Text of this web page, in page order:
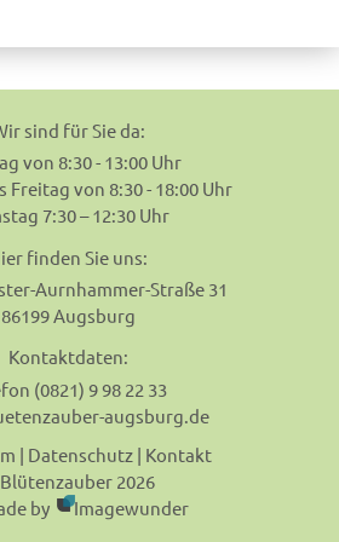
sind für Sie da:
von 8:30 - 13:00 Uhr
Freitag von 8:30 - 18:00 Uhr
7:30 – 12:30 Uhr
finden Sie uns:
Aurnhammer-Straße 31
86199 Augsburg
Kontaktdaten:
(0821) 9 98 22 33
augsburg.de
| Datenschutz | Kontakt
2026
by
Imagewunder